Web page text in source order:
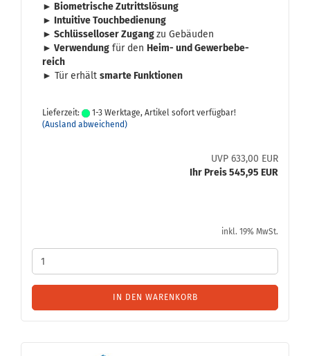
► Bio­me­tri­sche Zu­tritts­lö­sung
► In­tui­ti­ve Touch­be­die­nung
► Schlüs­sel­lo­ser Zu­gangzu Ge­bäu­den
► Ver­wen­dung für den Heim- und Ge­wer­be­be­
reich
► Tür er­hält smar­te Funk­tio­nen
Lieferzeit:
1-3 Werktage, Artikel sofort verfügbar!
(Ausland abweichend)
UVP 633,00 EUR
Ihr Preis 545,95 EUR
inkl. 19% MwSt.
IN DEN WARENKORB